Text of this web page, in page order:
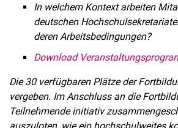
In welchem Kontext arbeiten
deutschen
deren Arbeitsbedingungen?
Download
Die 30 verfügbaren Plätze der
vergeben. Im Anschluss an die
Teilnehmende initiativ